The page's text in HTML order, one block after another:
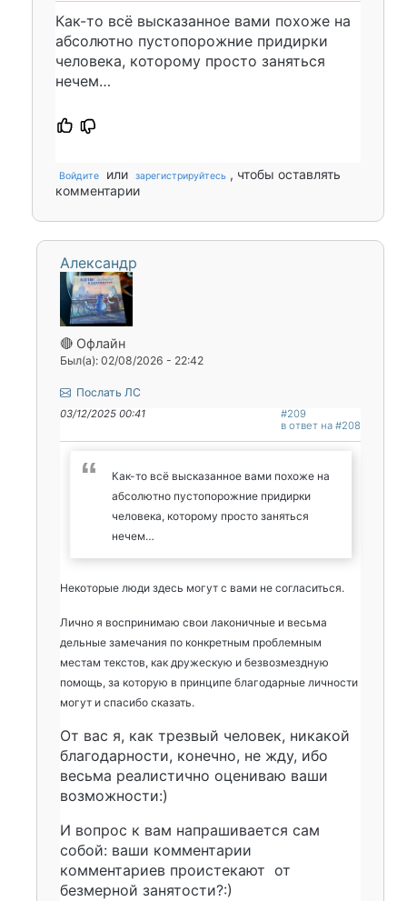
Как-то всё высказанное вами похоже на
абсолютно пустопорожние придирки
человека, которому просто заняться
нечем…
Войдите или зарегистрируйтесь , чтобы оставлять
комментарии
Александр
🔴 Офлайн
Был(а): 02/08/2026 - 22:42
Послать ЛС
03/12/2025 00:41
#209
в ответ на #208
Как-то всё высказанное вами похоже на
абсолютно пустопорожние придирки
человека, которому просто заняться
нечем…
Некоторые люди здесь могут с вами не согласиться.
Лично я воспринимаю свои лаконичные и весьма
дельные замечания по конкретным проблемным
местам текстов, как дружескую и безвозмездную
помощь, за которую в принципе благодарные личности
могут и спасибо сказать.
От вас я, как трезвый человек, никакой
благодарности, конечно, не жду, ибо
весьма реалистично оцениваю ваши
возможности:)
И вопрос к вам напрашивается сам
собой: ваши комментарии
комментариев проистекают от
безмерной занятости?:)